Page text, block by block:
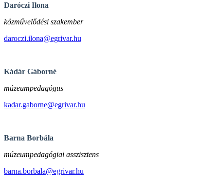
Daróczi Ilona
közművelődési szakember
daroczi.ilona@egrivar.hu
Kádár Gáborné
múzeumpedagógus
kadar.gaborne@egrivar.hu
Barna Borbála
múzeumpedagógiai asszisztens
barna.borbala@egrivar.hu